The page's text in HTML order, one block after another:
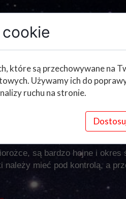
przedstawia się
propozycji zawodowych
głową od razu je
dalszego rozwoju. Warto
będą czekały na
finansów, warto uważać
są bardzo hojne i
należy mieć pod kontrolą, a
które są przechowywane na
Używamy ich do
ruchu na stronie.